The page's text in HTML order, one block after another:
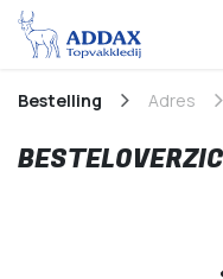
Overslaan naar inhoud
Bestelling Adres